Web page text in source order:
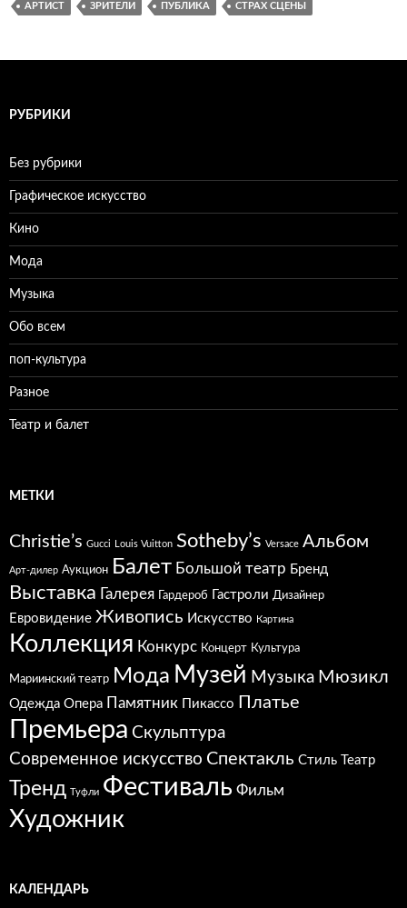
АРТИСТ ЗРИТЕЛИ ПУБЛИКА СТРАХ СЦЕНЫ
РУБРИКИ
Без рубрики
Графическое искусство
Кино
Мода
Музыка
Обо всем
поп-культура
Разное
Театр и балет
МЕТКИ
Christie’s Gucci Louis Vuitton Sotheby’s Versace Альбом
Арт-дилер Аукцион Балет Большой театр Бренд
Выставка Галерея Гардероб Гастроли Дизайнер
Евровидение Живопись Искусство Картина
Коллекция Конкурс Концерт Культура
Мариинский театр Мода Музей Музыка Мюзикл
Одежда Опера Памятник Пикассо Платье
Премьера Скульптура
Современное искусство Спектакль Стиль Театр
Тренд Туфли Фестиваль Фильм
Художник
КАЛЕНДАРЬ